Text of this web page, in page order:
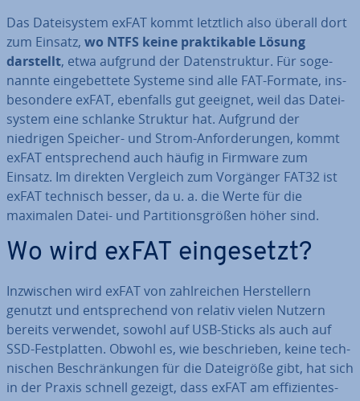
Das Da­tei­sys­tem exFAT kommt letztlich also überall dort
zum Einsatz, wo NTFS keine prak­ti­ka­ble Lösung
darstellt, etwa aufgrund der Da­ten­struk­tur. Für so­ge­
nann­te ein­ge­bet­te­te Systeme sind alle FAT-Formate, ins­
be­son­de­re exFAT, ebenfalls gut geeignet, weil das Da­tei­
sys­tem eine schlanke Struktur hat. Aufgrund der
niedrigen Speicher- und Strom-An­for­de­run­gen, kommt
exFAT ent­spre­chend auch häufig in Firmware zum
Einsatz. Im direkten Vergleich zum Vorgänger FAT32 ist
exFAT technisch besser, da u. a. die Werte für die
maximalen Datei- und Par­ti­ti­ons­grö­ßen höher sind.
Wo wird exFAT ein­ge­setzt?
In­zwi­schen wird exFAT von zahl­rei­chen Her­stel­lern
genutzt und ent­spre­chend von relativ vielen Nutzern
bereits verwendet, sowohl auf USB-Sticks als auch auf
SSD-Fest­plat­ten. Obwohl es, wie be­schrie­ben, keine tech­
ni­schen Be­schrän­kun­gen für die Da­tei­grö­ße gibt, hat sich
in der Praxis schnell gezeigt, dass exFAT am ef­fi­zi­en­tes­